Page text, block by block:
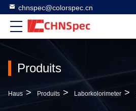
chnspec@colorspec.cn
Produits
Haus > Produits > Laborkolorimeter >